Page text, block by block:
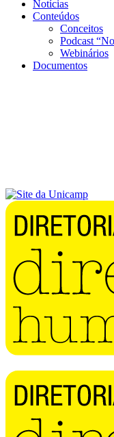
Notícias
Conteúdos
Conceitos
Podcast
Webinários
Documentos